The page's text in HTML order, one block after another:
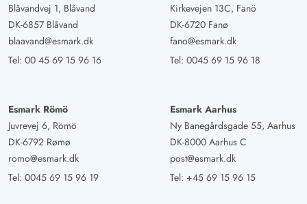
Blåvandvej 1, Blåvand
DK-6857 Blåvand
blaavand@esmark.dk
Tel: 00 45 69 15 96 16
Kirkevejen 13C, Fanö
DK-6720 Fanø
fano@esmark.dk
Tel: 0045 69 15 96 18
Esmark Römö
Juvrevej 6, Römö
DK-6792 Rømø
romo@esmark.dk
Tel: 0045 69 15 96 19
Esmark Aarhus
Ny Banegårdsgade 55, Aarhus
DK-8000 Aarhus C
post@esmark.dk
Tel: +45 69 15 96 15